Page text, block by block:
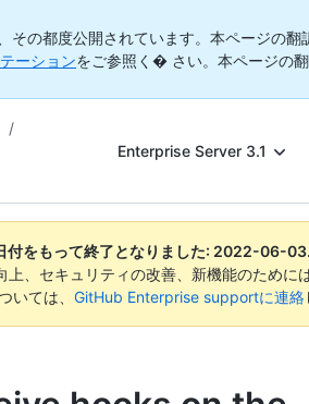
の都度公開されています。本ページの
ーションをご参照く� さい。本ページの
/
Enterprise Server 3.1
をもって終了となりました: 2022-06-03.
、セキュリティの改善、新機能のためには
いては、 GitHub Enterprise supportに連絡